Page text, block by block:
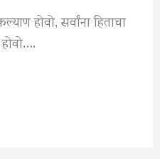
होवो, सर्वांना हिताचा